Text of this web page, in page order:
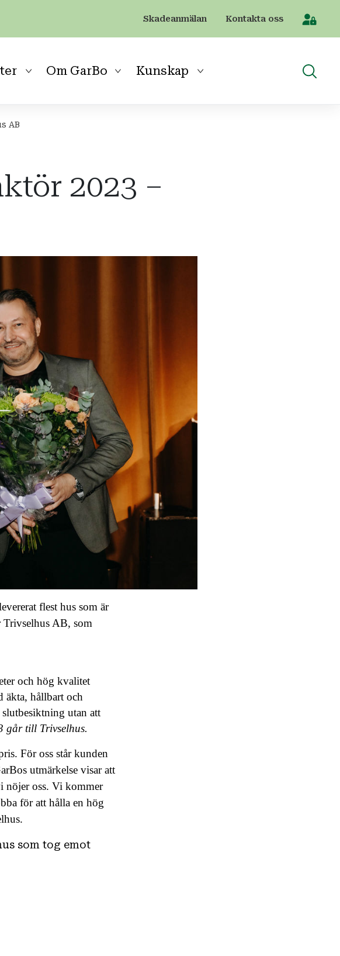
Skadeanmälan Kontakta oss
Om GarBo Kunskap [Sök]
AB
2023 –
flest hus som är
AB, som
och hög kvalitet
äkta, hållbart och
utan att
går till Trivselhus.
För oss står kunden
utmärkelse visar att
nöjer oss. Vi kommer
för att hålla en hög
som tog emot